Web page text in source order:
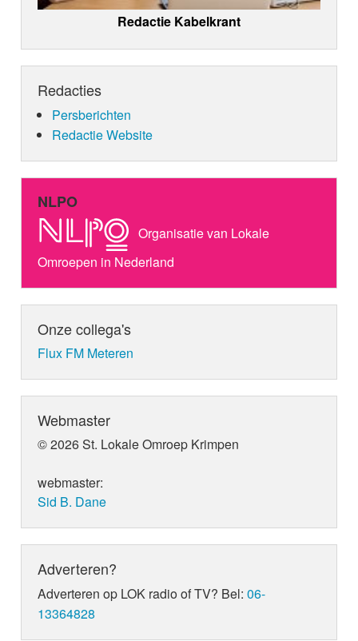
Redactie Kabelkrant
Redacties
Persberichten
Redactie Website
NLPO
Organisatie van Lokale
Omroepen in Nederland
Onze collega's
Flux FM Meteren
Webmaster
© 2026 St. Lokale Omroep Krimpen
webmaster:
Sid B. Dane
Adverteren?
Adverteren op LOK radio of TV? Bel:06-
13364828